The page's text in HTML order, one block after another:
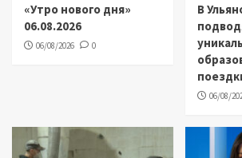
«Утро нового дня»
06.08.2026
06/08/2026 0
В
06/08/